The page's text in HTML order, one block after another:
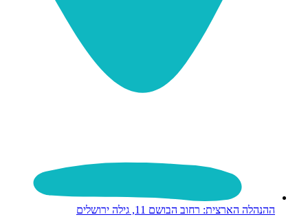
ההנהלה הארצית: רחוב הבושם 11, גילה ירושלים